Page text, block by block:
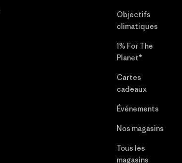
Objectifs
climatiques
1% For The
Planet®
Cartes
cadeaux
Événements
Nos magasins
Tous les
magasins